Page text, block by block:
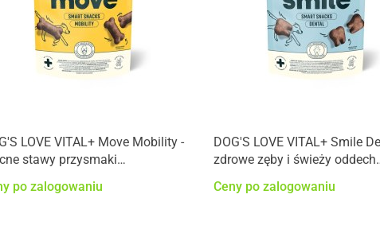
LOVE VITAL+ Move Mobility -
stawy przysmaki
po zalogowaniu
DOG'S LOVE VITAL+ Smile
zdrowe zęby i świeży oddech
(150g)
Ceny po zalogowaniu